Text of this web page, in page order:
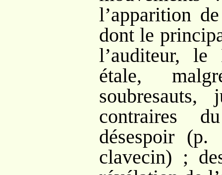
l’apparition
dont le
l’auditeur, le
étale,
soubresauts,
contraires
désespoir (p.
clavecin) ;